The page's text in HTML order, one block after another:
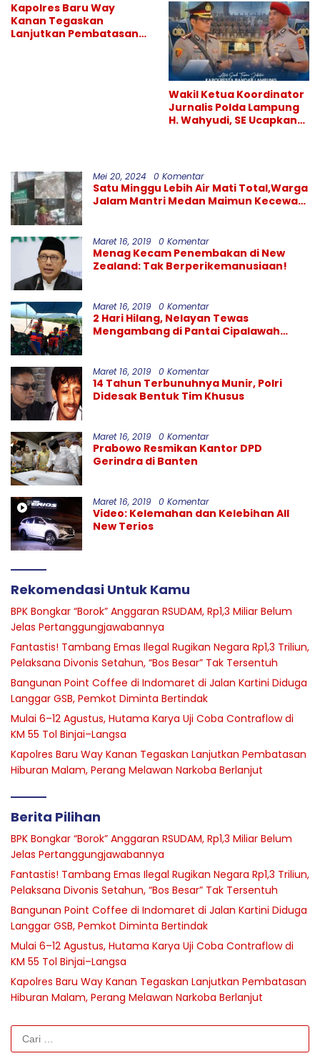
Kapolres Baru Way
Kanan Tegaskan
Lanjutkan Pembatasan
Wakil Ketua Koordinator
Jurnalis Polda Lampung
H. Wahyudi, SE Ucapkan
Mei 20, 2024 0 Komentar
Satu Minggu Lebih Air Mati Total,Warga
Jalam Mantri Medan Maimun Kecewa
Maret 16, 2019 0 Komentar
Menag Kecam Penembakan di New
Zealand: Tak Berperikemanusiaan!
Maret 16, 2019 0 Komentar
2 Hari Hilang, Nelayan Tewas
Mengambang di Pantai Cipalawah
Maret 16, 2019 0 Komentar
14 Tahun Terbunuhnya Munir, Polri
Didesak Bentuk Tim Khusus
Maret 16, 2019 0 Komentar
Prabowo Resmikan Kantor DPD
Gerindra di Banten
Maret 16, 2019 0 Komentar
Video: Kelemahan dan Kelebihan All
New Terios
Rekomendasi Untuk Kamu
BPK Bongkar “Borok” Anggaran RSUDAM, Rp1,3 Miliar Belum
Jelas Pertanggungjawabannya
Fantastis! Tambang Emas Ilegal Rugikan Negara Rp1,3 Triliun,
Pelaksana Divonis Setahun, “Bos Besar” Tak Tersentuh
Bangunan Point Coffee di Indomaret di Jalan Kartini Diduga
Langgar GSB, Pemkot Diminta Bertindak
Mulai 6–12 Agustus, Hutama Karya Uji Coba Contraflow di
KM 55 Tol Binjai–Langsa
Kapolres Baru Way Kanan Tegaskan Lanjutkan Pembatasan
Hiburan Malam, Perang Melawan Narkoba Berlanjut
Berita Pilihan
BPK Bongkar “Borok” Anggaran RSUDAM, Rp1,3 Miliar Belum
Jelas Pertanggungjawabannya
Fantastis! Tambang Emas Ilegal Rugikan Negara Rp1,3 Triliun,
Pelaksana Divonis Setahun, “Bos Besar” Tak Tersentuh
Bangunan Point Coffee di Indomaret di Jalan Kartini Diduga
Langgar GSB, Pemkot Diminta Bertindak
Mulai 6–12 Agustus, Hutama Karya Uji Coba Contraflow di
KM 55 Tol Binjai–Langsa
Kapolres Baru Way Kanan Tegaskan Lanjutkan Pembatasan
Hiburan Malam, Perang Melawan Narkoba Berlanjut
Cari
untuk: